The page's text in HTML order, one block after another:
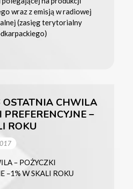
wraz z emisją w radiowej
(zasięg terytorialny
CHWILA
–
ROKU
– POŻYCZKI
–1% W SKALI ROKU